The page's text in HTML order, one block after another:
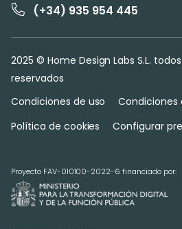
(+34) 935 954 445
2025 © Home Design Labs S.L.
reservados
Condiciones de uso
Condiciones
Política de cookies
Configurar
Proyecto FAV-010100-2022-6 financiado por: